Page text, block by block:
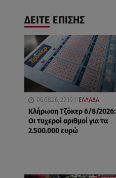
ΔΕΙΤΕ ΕΠΙΣΗΣ
06.08.26, 22:10 ΕΛΛΑΔΑ
Κλήρωση Τζόκερ 6/8/2026:
Οι τυχεροί αριθμοί για τα
2.500.000 ευρώ